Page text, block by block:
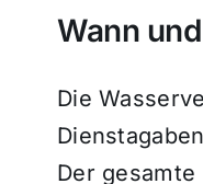
Wann
Die
Der